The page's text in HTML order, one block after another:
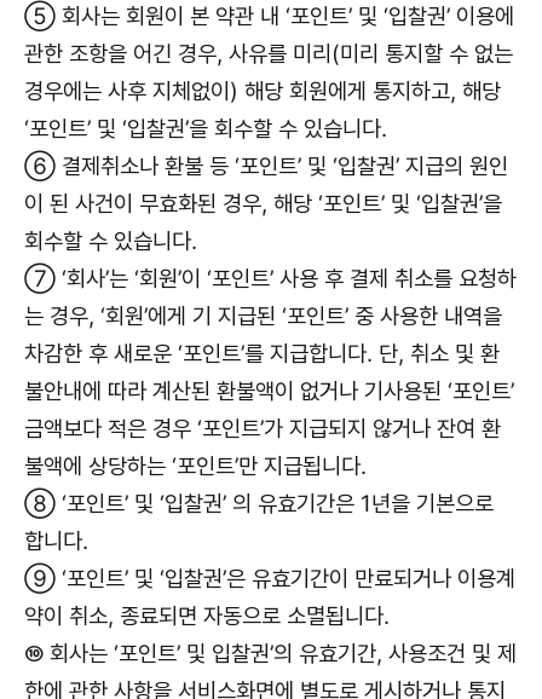
⑤ 회사는 회원이 본 약관 내 ‘포인트’ 및 ‘입찰권’ 이용에
관한 조항을 어긴 경우, 사유를 미리(미리 통지할 수 없는
경우에는 사후 지체없이) 해당 회원에게 통지하고, 해당
‘포인트’ 및 ‘입찰권’을 회수할 수 있습니다.
⑥ 결제취소나 환불 등 ‘포인트’ 및 ‘입찰권’ 지급의 원인
이 된 사건이 무효화된 경우, 해당 ‘포인트’ 및 ‘입찰권’을
회수할 수 있습니다.
⑦ ‘회사’는 ‘회원’이 ‘포인트’ 사용 후 결제 취소를 요청하
는 경우, ‘회원’에게 기 지급된 ‘포인트’ 중 사용한 내역을
차감한 후 새로운 ‘포인트’를 지급합니다. 단, 취소 및 환
불안내에 따라 계산된 환불액이 없거나 기사용된 ‘포인트’
금액보다 적은 경우 ‘포인트’가 지급되지 않거나 잔여 환
불액에 상당하는 ‘포인트’만 지급됩니다.
⑧ ‘포인트’ 및 ‘입찰권’ 의 유효기간은 1년을 기본으로
합니다.
⑨ ‘포인트’ 및 ‘입찰권’은 유효기간이 만료되거나 이용계
약이 취소, 종료되면 자동으로 소멸됩니다.
⑩ 회사는 ‘포인트’ 및 입찰권’의 유효기간, 사용조건 및 제
한에 관한 사항을 서비스화면에 별도로 게시하거나 통지